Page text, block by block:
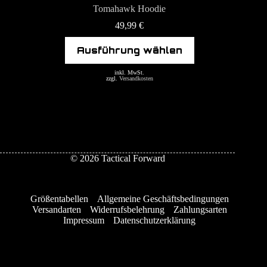
Tomahawk Hoodie
49,99€
Ausführung wählen
Produkt
weist
mehrere
Produktseite
inkl. MwSt.
zzgl. Versandkosten
© 2026 Tactical Forward
Größentabellen
Allgemeine Geschäftsbedingungen
Versandarten
Widerrufsbelehrung
Zahlungsarten
Impressum
Datenschutzerklärung